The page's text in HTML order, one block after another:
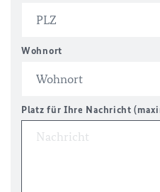
Wohnort
Platz für Ihre Nachricht